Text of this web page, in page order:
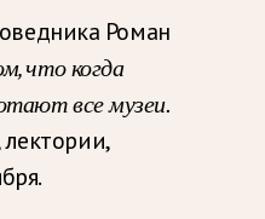
Роман
что когда
все музеи.